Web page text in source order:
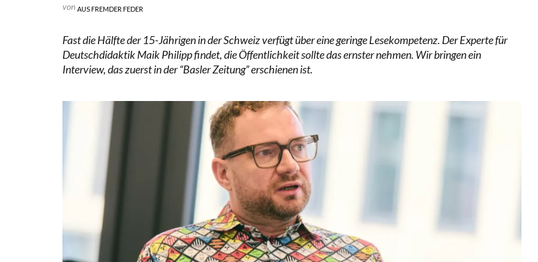
von AUS FREMDER FEDER
Fast die Hälfte der 15-Jährigen in der Schweiz verfügt über eine geringe Lesekompetenz. Der Experte für
Deutschdidaktik Maik Philipp findet, die Öffentlichkeit sollte das ernster nehmen. Wir bringen ein
Interview, das zuerst in der “Basler Zeitung” erschienen ist.